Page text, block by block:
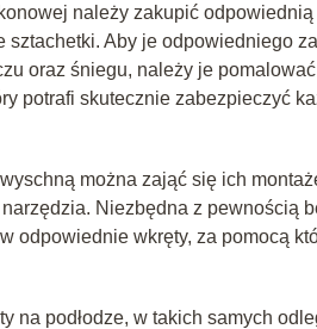
należy zakupić
sztachetki. Aby je odpowiedniego
oraz śniegu, należy je
potrafi skutecznie zabezpieczyć
można zająć się ich
Niezbędna z pewnością
odpowiednie wkręty, za pomocą
na podłodze, w takich samych